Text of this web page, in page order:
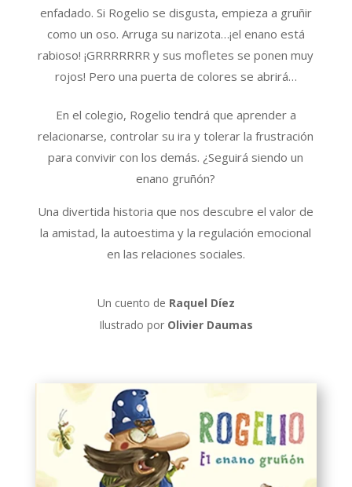
enfadado. Si Rogelio se disgusta, empieza a gruñir
como un oso. Arruga su narizota…¡el enano está
rabioso! ¡GRRRRRRR y sus mofletes se ponen muy
rojos! Pero una puerta de colores se abrirá…
En el colegio, Rogelio tendrá que aprender a
relacionarse, controlar su ira y tolerar la frustración
para convivir con los demás. ¿Seguirá siendo un
enano gruñón?
Una divertida historia que nos descubre el valor de
la amistad, la autoestima y la regulación emocional
en las relaciones sociales.
Un cuento de Raquel Díez
Ilustrado por Olivier Daumas